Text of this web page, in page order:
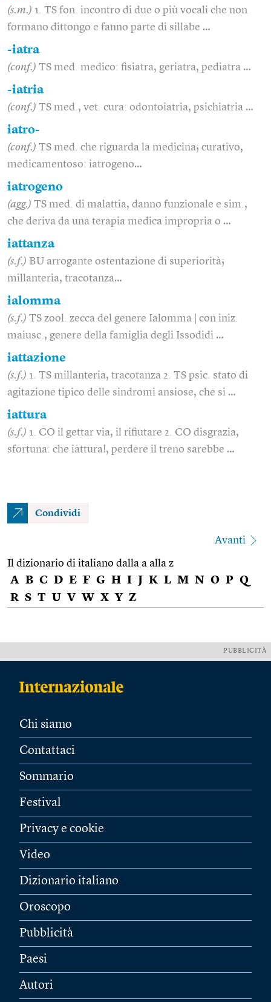
(s.m.) 1. TS fon. incontro di due o più vocali che non
formano dittongo e fanno parte di sillabe …
-iatra
(conf.) TS med. medico: fisiatra, geriatra, pediatra …
-iatria
(conf.) TS med., vet. cura: odontoiatria, psichiatria …
iatro-
(conf.) TS med. che riguarda la medicina; curativo,
medicamentoso: iatrogeno…
iatrogeno
(agg.) TS med. di malattia, danno funzionale e sim.,
che deriva da una terapia medica impropria o …
iattanza
(s.f.) BU arrogante ostentazione di superiorità;
millanteria, tracotanza…
ialomma
(s.f.) TS zool. zecca del genere Ialomma | con iniz.
maiusc., genere della famiglia degli Issodidi …
iattazione
(s.f.) 1. TS millanteria, tracotanza 2. TS psic. stato di
agitazione tipico delle sindromi ansiose, che si …
iattura
(s.f.) 1. CO il gettar via, il rifiutare 2. CO disgrazia,
sfortuna: che iattura!, perdere il treno sarebbe …
Condividi
Avanti
Il dizionario di italiano dalla a alla z
A B C D E F G H I J K L M N O P Q
R S T U V W X Y Z
PUBBLICITÀ
Chi siamo
Contattaci
Sommario
Festival
Privacy e cookie
Video
Dizionario italiano
Oroscopo
Pubblicità
Paesi
Autori